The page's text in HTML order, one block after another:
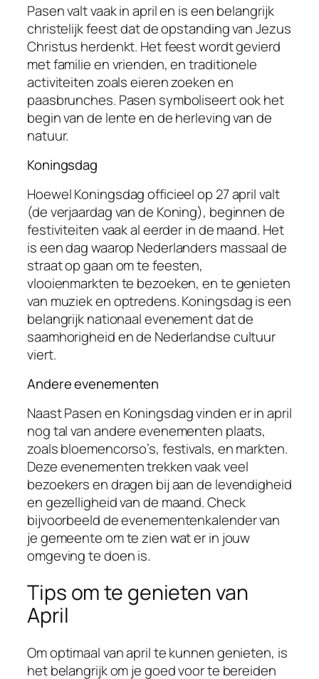
Pasen valt vaak in april en is een belangrijk
christelijk feest dat de opstanding van Jezus
Christus herdenkt. Het feest wordt gevierd
met familie en vrienden, en traditionele
activiteiten zoals eieren zoeken en
paasbrunches. Pasen symboliseert ook het
begin van de lente en de herleving van de
natuur.
Koningsdag
Hoewel Koningsdag officieel op 27 april valt
(de verjaardag van de Koning), beginnen de
festiviteiten vaak al eerder in de maand. Het
is een dag waarop Nederlanders massaal de
straat op gaan om te feesten,
vlooienmarkten te bezoeken, en te genieten
van muziek en optredens. Koningsdag is een
belangrijk nationaal evenement dat de
saamhorigheid en de Nederlandse cultuur
viert.
Andere evenementen
Naast Pasen en Koningsdag vinden er in april
nog tal van andere evenementen plaats,
zoals bloemencorso’s, festivals, en markten.
Deze evenementen trekken vaak veel
bezoekers en dragen bij aan de levendigheid
en gezelligheid van de maand. Check
bijvoorbeeld de evenementenkalender van
je gemeente om te zien wat er in jouw
omgeving te doen is.
Tips om te genieten van
April
Om optimaal van april te kunnen genieten, is
het belangrijk om je goed voor te bereiden